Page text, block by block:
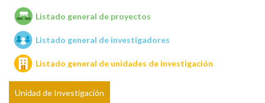
Unidades de investigación
Listado general de proyectos
Listado general de investigadores
Listado general de unidades de investigación
Unidad de Investigación